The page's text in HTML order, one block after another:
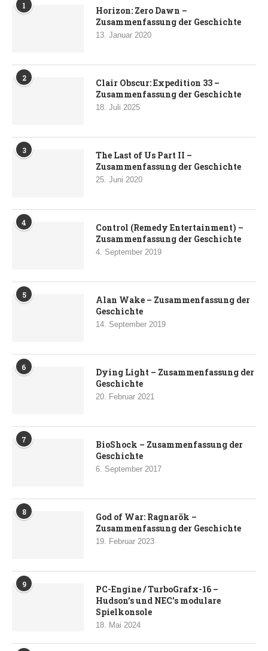
1
Horizon: Zero Dawn –
Zusammenfassung der Geschichte
13. Januar 2020
2
Clair Obscur: Expedition 33 –
Zusammenfassung der Geschichte
18. Juli 2025
3
The Last of Us Part II –
Zusammenfassung der Geschichte
25. Juni 2020
4
Control (Remedy Entertainment) –
Zusammenfassung der Geschichte
4. September 2019
5
Alan Wake – Zusammenfassung der
Geschichte
14. September 2019
6
Dying Light – Zusammenfassung der
Geschichte
20. Februar 2021
7
BioShock – Zusammenfassung der
Geschichte
6. September 2017
8
God of War: Ragnarök –
Zusammenfassung der Geschichte
19. Februar 2023
9
PC-Engine / TurboGrafx-16 –
Hudson’s und NEC’s modulare
Spielkonsole
18. Mai 2024